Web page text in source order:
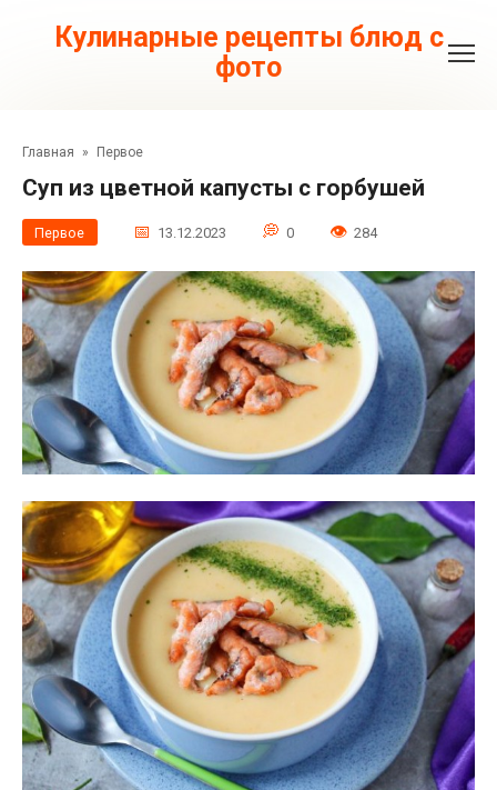
контентуКулинарные рецепты блюд с
фото
Главная » Первое
Суп из цветной капусты с горбушей
Первое 13.12.2023 0 284